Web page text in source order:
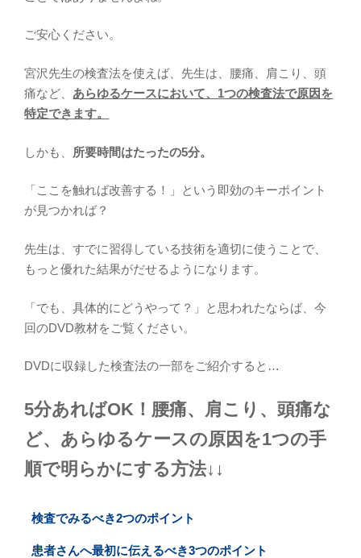
ご安心ください。
宮沢先生の検査法を使えば、先生は、腰痛、肩こり、頭
痛など、 あらゆるケースにおいて、1つの検査法で原因を
特定できます。
しかも、 所要時間はたったの5分。
「ここを触れば改善する！」という即効のキーポイント
が見つかれば？
先生は、すでに習得している技術を適切に使うことで、
もっと優れた結果がだせるようになります。
「でも、具体的にどうやって？」と思われたならば、今
回のDVD教材をご覧ください。
DVDに収録した検査法の一部をご紹介すると…
5分あればOK！腰痛、肩こり、頭痛な
ど、あらゆるケースの原因を1つの手
順で明らかにする方法↓↓
検査でみるべき2つのポイント
患者さんへ最初に伝えるべき3つのポイント